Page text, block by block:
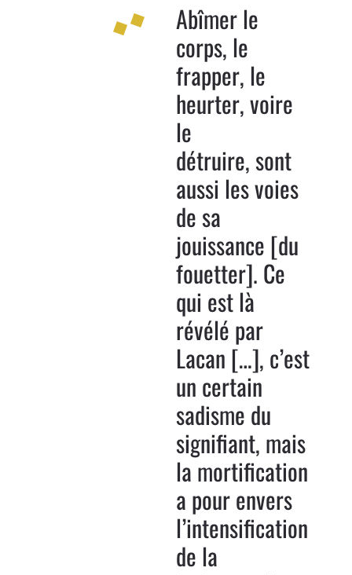
Abîmer le
corps, le
frapper, le
heurter, voire
le
détruire, sont
aussi les voies
de sa
jouissance [du
fouetter]. Ce
qui est là
révélé par
Lacan […], c’est
un certain
sadisme du
signifiant, mais
la mortification
a pour envers
l’intensification
de la